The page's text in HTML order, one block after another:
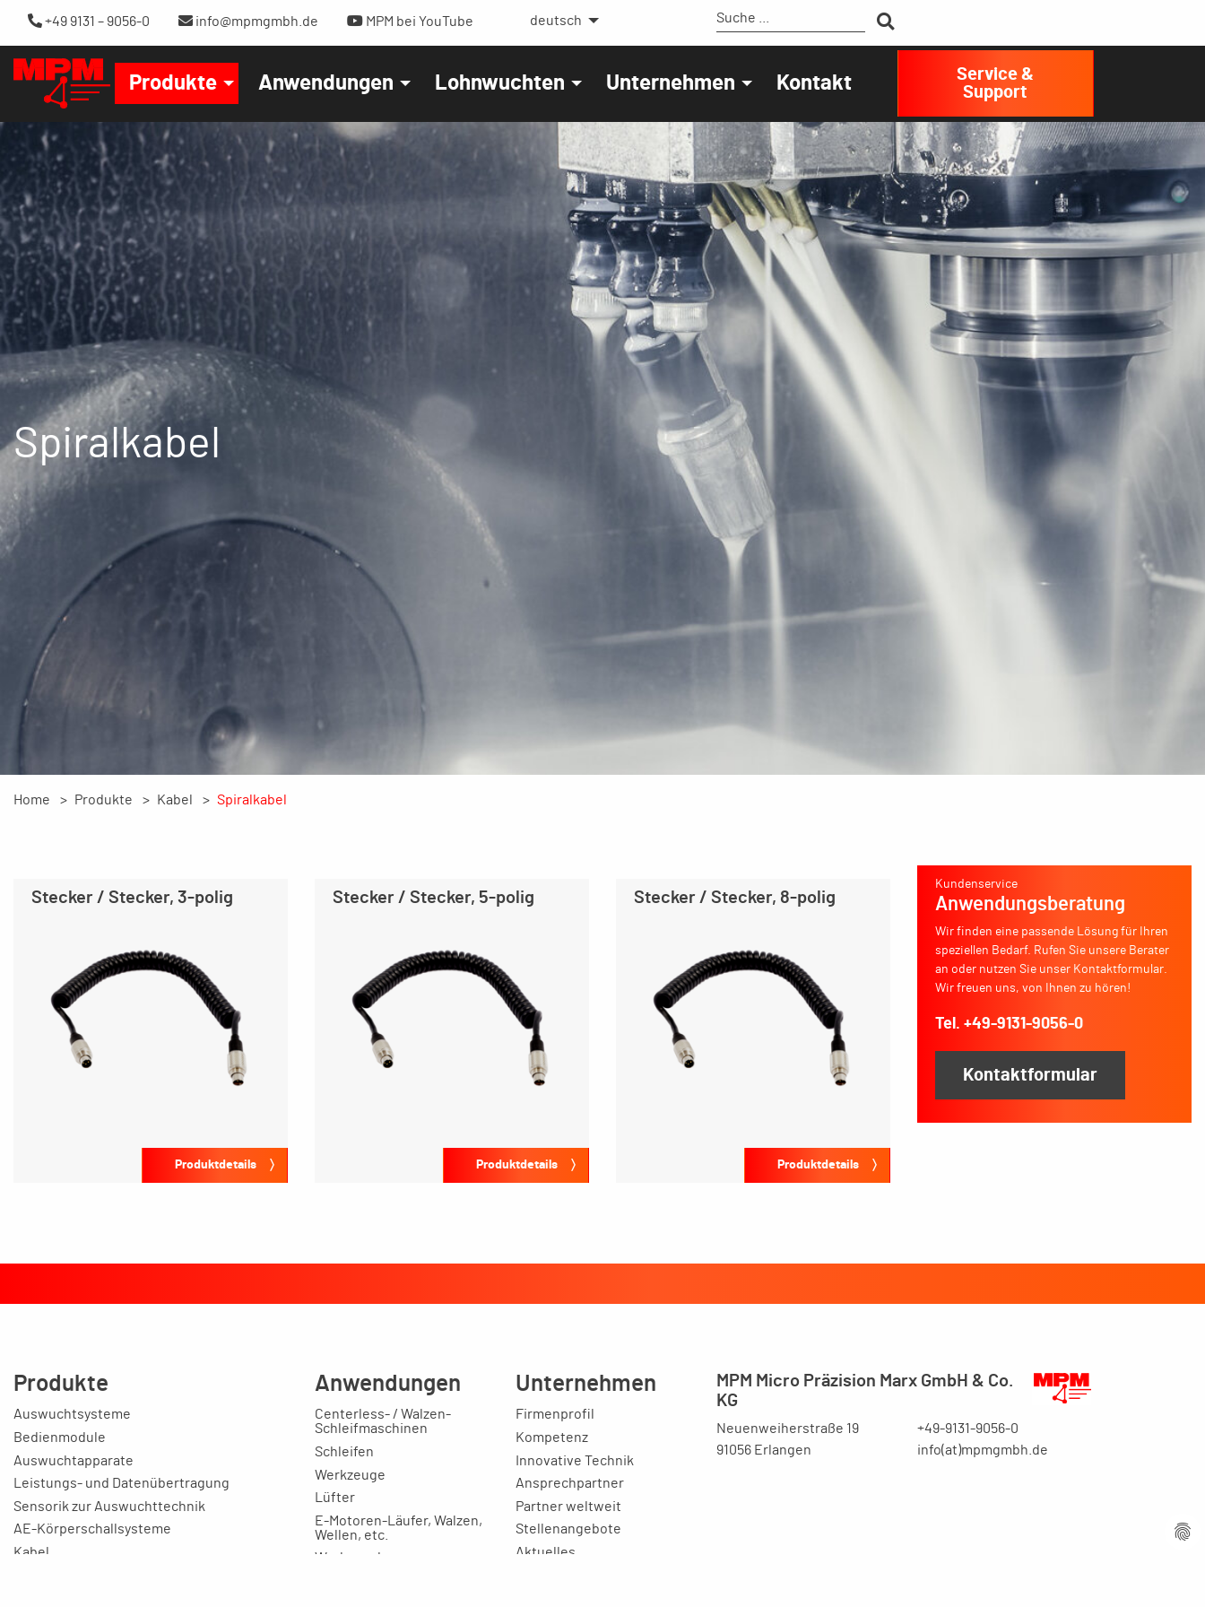
+49 9131 – 9056-0 info@mpmgmbh.de MPM bei YouTube deutsch
Produkte Anwendungen Lohnwuchten Unternehmen Kontakt
Service &
Support
Spiralkabel
Home Produkte Kabel Spiralkabel
Stecker / Stecker, 3-polig
Produktdetails
Stecker / Stecker, 5-polig
Produktdetails
Stecker / Stecker, 8-polig
Produktdetails
Kundenservice
Anwendungsberatung
Wir finden eine passende Lösung für Ihren
speziellen Bedarf. Rufen Sie unsere Berater
an oder nutzen Sie unser Kontaktformular.
Wir freuen uns, von Ihnen zu hören!
Tel. +49-9131-9056-0
Kontaktformular
Produkte
Auswuchtsysteme
Bedienmodule
Auswuchtapparate
Leistungs- und Datenübertragung
Sensorik zur Auswuchttechnik
AE-Körperschallsysteme
Kabel
Anwendungen
Centerless- / Walzen-
Schleifmaschinen
Schleifen
Werkzeuge
Lüfter
E-Motoren-Läufer, Walzen,
Wellen, etc.
Werkzeugbau-
Unternehmen
Firmenprofil
Kompetenz
Innovative Technik
Ansprechpartner
Partner weltweit
Stellenangebote
Aktuelles
MPM Micro Präzision Marx GmbH & Co.
KG
Neuenweiherstraße 19
91056 Erlangen
+49-9131-9056-0
info(at)mpmgmbh.de